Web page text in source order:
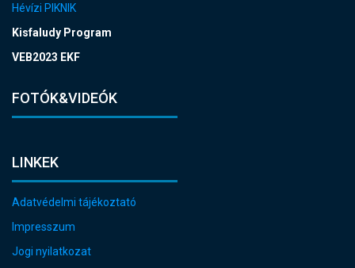
Hévízi PIKNIK
Kisfaludy Program
VEB2023 EKF
FOTÓK&VIDEÓK
LINKEK
Adatvédelmi tájékoztató
Impresszum
Jogi nyilatkozat